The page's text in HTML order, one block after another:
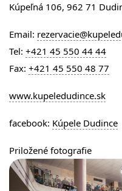
Kúpeľná 106, 962 71
Email:
Tel: +421 45 550 44 44
Fax: +421 45 550 48 77
www.kupeledudince.sk
facebook: Kúpele Dudince
Priložené fotografie